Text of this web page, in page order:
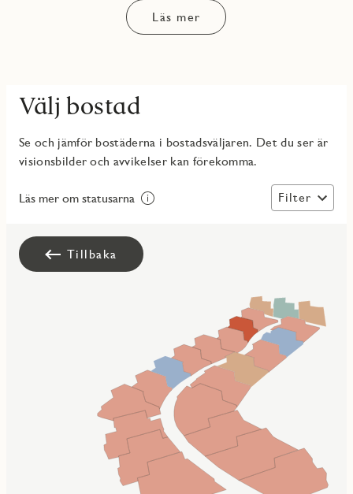
Läs mer
Välj bostad
Se och jämför bostäderna i bostadsväljaren. Det du ser är
visionsbilder och avvikelser kan förekomma.
Läs mer om statusarna Filter
Tillbaka